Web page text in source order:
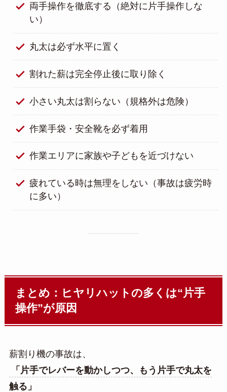
両手操作を徹底する（絶対に片手操作しな
い）
丸太は必ず水平に置く
割れた薪は完全停止後に取り除く
小さい丸太は割らない（規格外は危険）
作業手袋・安全靴を必ず着用
作業エリアに家族や子どもを近づけない
疲れている時は無理をしない（事故は疲労時
に多い）
まとめ：ヒヤリハットの多くは“片手
操作”が原因
薪割り機の事故は、
「片手でレバーを動かしつつ、もう片手で丸太を
触る」